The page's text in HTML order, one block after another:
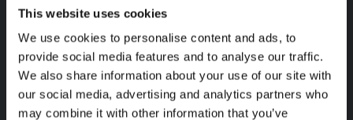
This website uses cookies
We use cookies to personalise content and ads, to
provide social media features and to analyse our traffic.
We also share information about your use of our site with
our social media, advertising and analytics partners who
may combine it with other information that you’ve
notre site web.
S'inscrire en cliquant sur l'Identifiantet profitez du
contenu exclusif pour vous.